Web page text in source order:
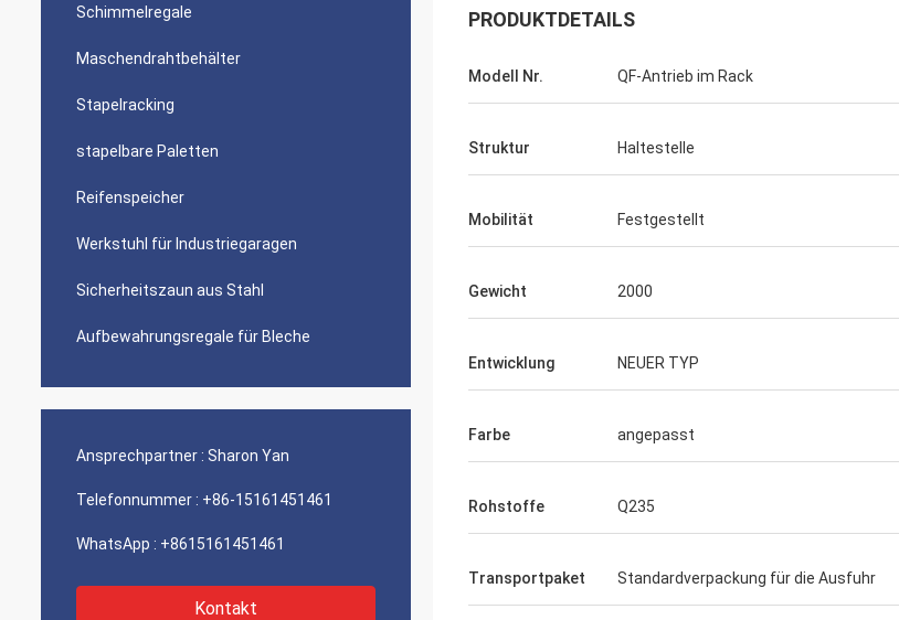
Schimmelregale
Maschendrahtbehälter
Stapelracking
stapelbare Paletten
Reifenspeicher
Werkstuhl für Industriegaragen
Sicherheitszaun aus Stahl
Aufbewahrungsregale für Bleche
Ansprechpartner : Sharon Yan
Telefonnummer : +86-15161451461
WhatsApp : +8615161451461
Kontakt
PRODUKTDETAILS
Modell Nr. QF-Antrieb im Rack
Struktur Haltestelle
Mobilität Festgestellt
Gewicht 2000
Entwicklung NEUER TYP
Farbe angepasst
Rohstoffe Q235
Transportpaket Standardverpackung für die Ausfuhr